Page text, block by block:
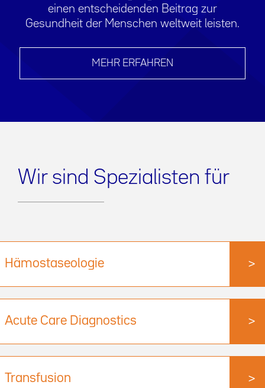
einen entscheidenden Beitrag zur
Gesundheit der Menschen weltweit leisten.
MEHR ERFAHREN
Wir sind Spezialisten für
Hämostaseologie >
Acute Care Diagnostics >
Transfusion >